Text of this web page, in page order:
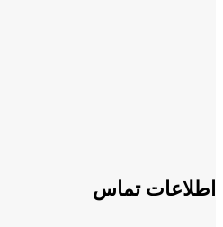
اطلاعات تماس